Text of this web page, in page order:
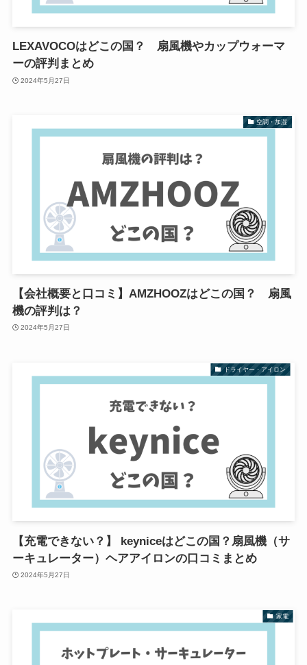
LEXAVOCOはどこの国？ 扇風機やカップウォーマ
ーの評判まとめ
2024年5月27日
空調・加湿
【会社概要と口コミ】AMZHOOZはどこの国？ 扇風
機の評判は？
2024年5月27日
ドライヤー・アイロン
【充電できない？】 keyniceはどこの国？扇風機（サ
ーキュレーター）ヘアアイロンの口コミまとめ
2024年5月27日
家電